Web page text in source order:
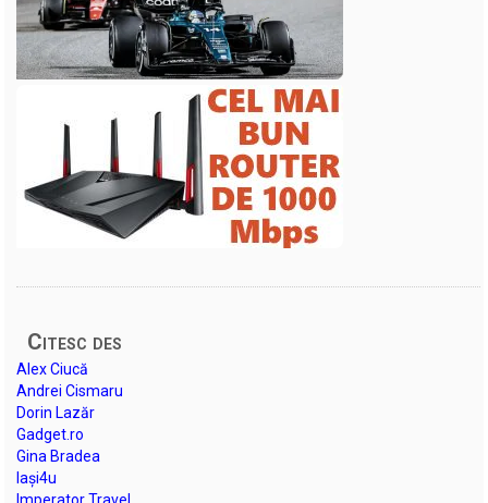
Citesc des
Alex Ciucă
Andrei Cismaru
Dorin Lazăr
Gadget.ro
Gina Bradea
Iași4u